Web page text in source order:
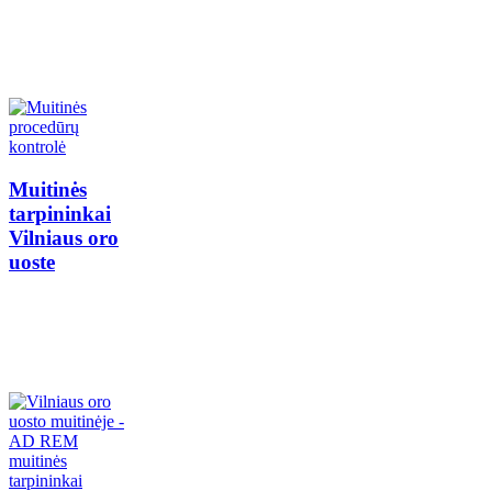
Muitinės
tarpininkai
Vilniaus oro
uoste